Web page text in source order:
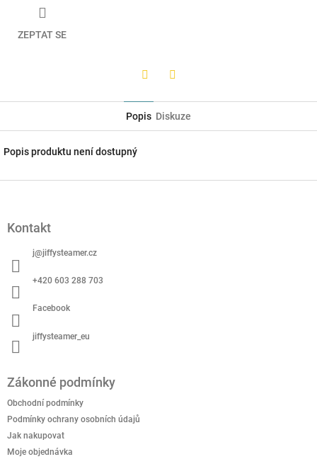
ZEPTAT SE
Popis Diskuze
Popis produktu není dostupný
Kontakt
j@jiffysteamer.cz
+420 603 288 703
Facebook
jiffysteamer_eu
Zákonné podmínky
Obchodní podmínky
Podmínky ochrany osobních údajů
Jak nakupovat
Moje objednávka